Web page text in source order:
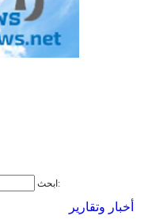
ابحث ابحث عن:
أخبار وتقارير